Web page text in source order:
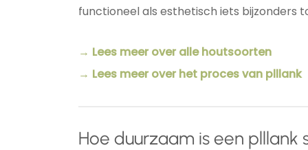
functioneel als esthetisch iets bijzonders
→ Lees meer over alle houtsoorten
→ Lees meer over het proces van plllank
Hoe duurzaam is een plllank